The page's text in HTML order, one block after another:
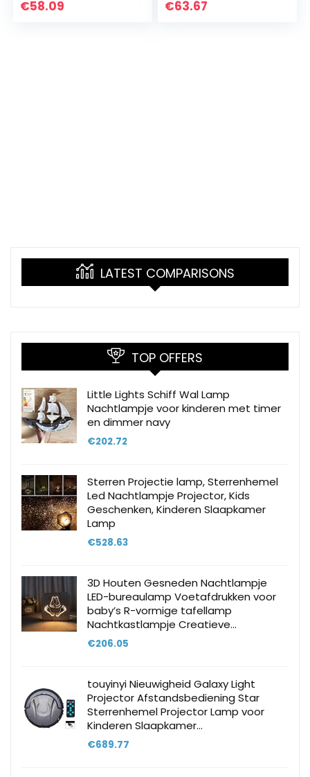
kinderen –
€58.09
moderne
€63.67
LATEST COMPARISONS
TOP OFFERS
Little Lights Schiff Wal Lamp
Nachtlampje voor kinderen met timer
en dimmer navy
€202.72
Sterren Projectie lamp, Sterrenhemel
Led Nachtlampje Projector, Kids
Geschenken, Kinderen Slaapkamer
Lamp
€528.63
3D Houten Gesneden Nachtlampje
LED-bureaulamp Voetafdrukken voor
baby’s R-vormige tafellamp
Nachtkastlampje Creatieve…
€206.05
touyinyi Nieuwigheid Galaxy Light
Projector Afstandsbediening Star
Sterrenhemel Projector Lamp voor
Kinderen Slaapkamer…
€689.77